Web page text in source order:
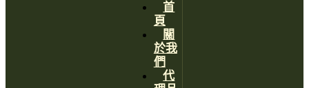
首
頁
關
於我
們
代